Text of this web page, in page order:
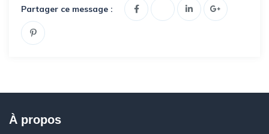
Partager ce message :
À propos